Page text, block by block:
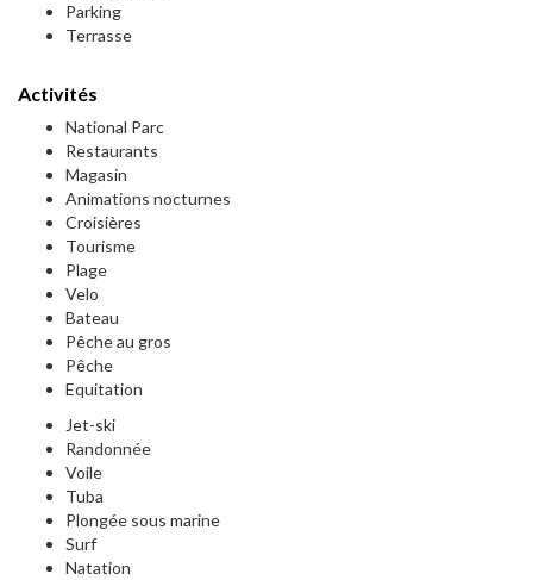
Parking
Terrasse
Activités
National Parc
Restaurants
Magasin
Animations nocturnes
Croisières
Tourisme
Plage
Velo
Bateau
Pêche au gros
Pêche
Equitation
Jet-ski
Randonnée
Voile
Tuba
Plongée sous marine
Surf
Natation